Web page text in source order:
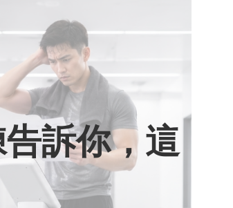
明：人腦
活出當下
小女孩如
訴你，這